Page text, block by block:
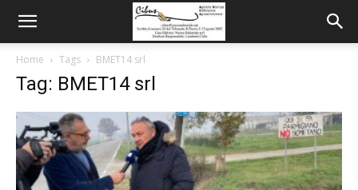
Home Tags BMET14 srl
Tag: BMET14 srl